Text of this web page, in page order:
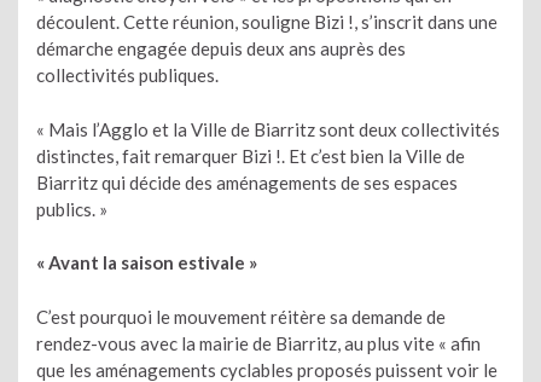
découlent. Cette réunion, souligne Bizi !, s’inscrit dans une
démarche engagée depuis deux ans auprès des
collectivités publiques.
« Mais l’Agglo et la Ville de Biarritz sont deux collectivités
distinctes, fait remarquer Bizi !. Et c’est bien la Ville de
Biarritz qui décide des aménagements de ses espaces
publics. »
« Avant la saison estivale »
C’est pourquoi le mouvement réitère sa demande de
rendez-vous avec la mairie de Biarritz, au plus vite « afin
que les aménagements cyclables proposés puissent voir le